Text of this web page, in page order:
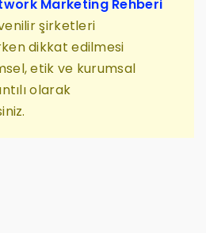
Marketing Rehberi
şirketleri
dikkat edilmesi
etik ve kurumsal
olarak